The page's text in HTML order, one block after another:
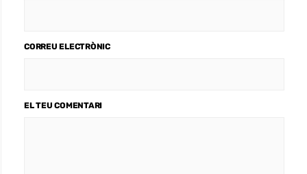
CORREU ELECTRÒNIC
EL TEU COMENTARI